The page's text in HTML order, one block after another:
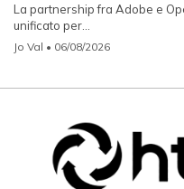
La partnership fra Adobe e
unificato per...
Jo Val • 06/08/2026